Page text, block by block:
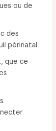
ou de
des
périnatal.
que ce